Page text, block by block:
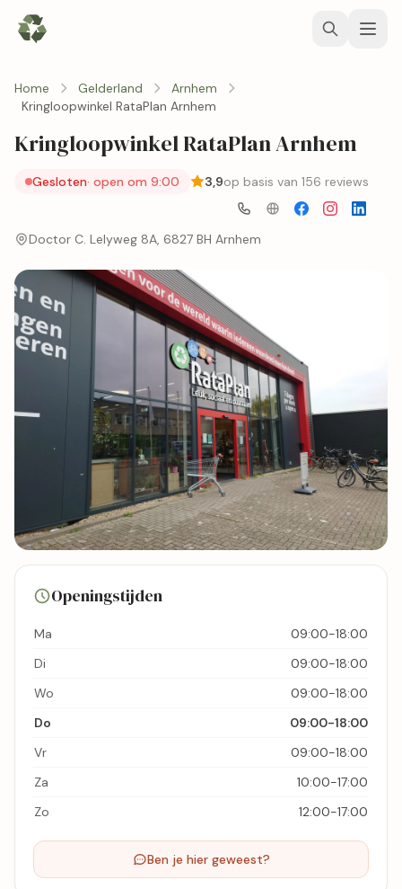
Home Gelderland
Arnhem
Kringloopwinkel RataPlan Arnhem
Kringloopwinkel RataPlan Arnhem
Gesloten· open om 9:00 3,9op basis van 156 reviews
Doctor C. Lelyweg 8A, 6827 BH Arnhem
Bekijk kaart
Openingstijden
Ma
09:00-18:00
Di
09:00-18:00
Wo
09:00-18:00
Do
09:00-18:00
Vr
09:00-18:00
Za
10:00-17:00
Zo
12:00-17:00
Ben je hier geweest?